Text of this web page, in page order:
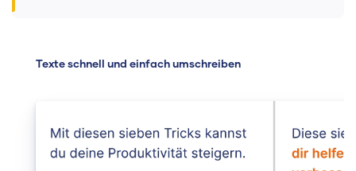
Texte schnell und einfach umschreiben